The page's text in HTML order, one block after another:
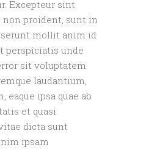
Excepteur sint
non proident, sunt in
mollit anim id
perspiciatis unde
sit voluptatem
laudantium,
eaque ipsa quae ab
et quasi
dicta sunt
ipsam